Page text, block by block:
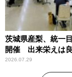
茨城県産梨、統一
開催 出来栄えは
2026.07.29